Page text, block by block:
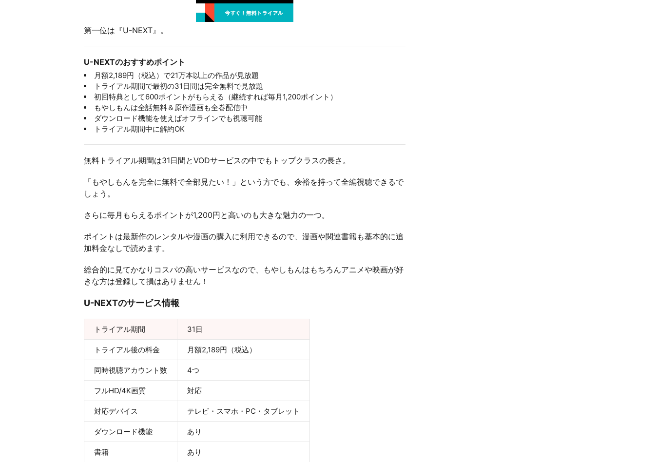
第一位は『U-NEXT』。
U-NEXTのおすすめポイント
月額2,189円（税込）で21万本以上の作品が見放題
トライアル期間で最初の31日間は完全無料で見放題
初回特典として600ポイントがもらえる（継続すれば毎月1,200ポイント）
もやしもんは全話無料＆原作漫画も全巻配信中
ダウンロード機能を使えばオフラインでも視聴可能
トライアル期間中に解約OK
無料トライアル期間は31日間とVODサービスの中でもトップクラスの長さ。
「もやしもんを完全に無料で全部見たい！」という方でも、余裕を持って全編視聴できるで
しょう。
さらに毎月もらえるポイントが1,200円と高いのも大きな魅力の一つ。
ポイントは最新作のレンタルや漫画の購入に利用できるので、漫画や関連書籍も基本的に追
加料金なしで読めます。
総合的に見てかなりコスパの高いサービスなので、もやしもんはもちろんアニメや映画が好
きな方は登録して損はありません！
U-NEXTのサービス情報
トライアル期間 31日
トライアル後の料金 月額2,189円（税込）
同時視聴アカウント数 4つ
フルHD/4K画質 対応
対応デバイス テレビ・スマホ・PC・タブレット
ダウンロード機能 あり
書籍 あり